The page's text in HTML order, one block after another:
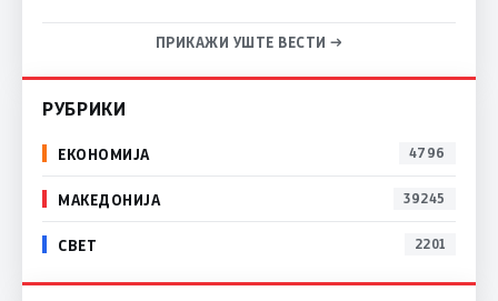
ПРИКАЖИ УШТЕ ВЕСТИ →
РУБРИКИ
ЕКОНОМИЈА 4796
МАКЕДОНИЈА 39245
СВЕТ 2201